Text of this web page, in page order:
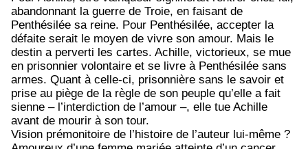
abandonnant la guerre de Troie, en faisant de
Penthésilée sa reine. Pour Penthésilée, accepter la
défaite serait le moyen de vivre son amour. Mais le
destin a perverti les cartes. Achille, victorieux, se mue
en prisonnier volontaire et se livre à Penthésilée sans
armes. Quant à celle-ci, prisonnière sans le savoir et
prise au piège de la règle de son peuple qu’elle a fait
sienne – l’interdiction de l’amour –, elle tue Achille
avant de mourir à son tour.
Vision prémonitoire de l’histoire de l’auteur lui-même ?